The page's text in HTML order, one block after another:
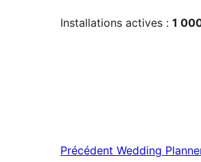
Installations actives : 1
Précédent Wedding